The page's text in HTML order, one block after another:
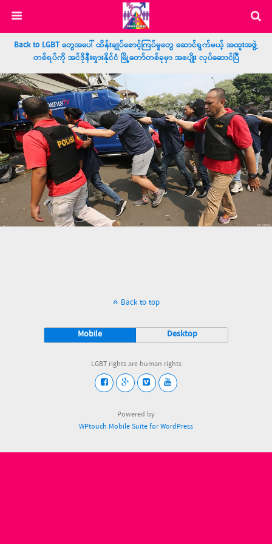
Back to LGBT တွေအပေါ် ထိန်းချုပ်စောင့်ကြပ်မှုတွေ ဆောင်ရွက်မယ့် အထူးအဖွဲ့
တစ်ရပ်ကို အင်ဒိုနီးရှားနိုင်ငံ မြို့တော်တစ်ခုမှာ အစပျိုး လုပ်ဆောင်ပြီ
Back to top
Mobile Desktop
LGBT rights are human rights
Powered by
WPtouch Mobile Suite for WordPress